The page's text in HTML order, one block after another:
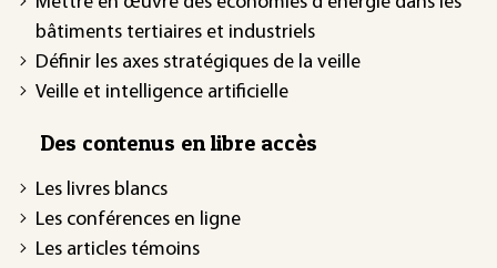
bâtiments tertiaires et industriels
Définir les axes stratégiques de la veille
Veille et intelligence artificielle
Des contenus en libre accès
Les livres blancs
Les conférences en ligne
Les articles témoins